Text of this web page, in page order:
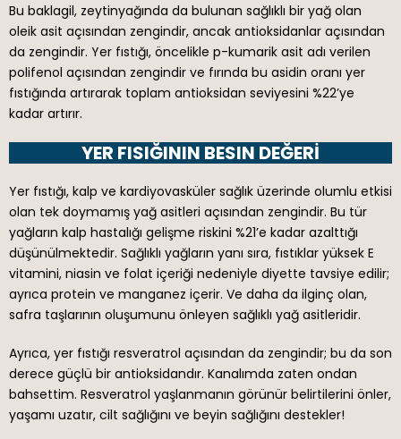
Bu baklagil, zeytinyağında da bulunan sağlıklı bir yağ olan
oleik asit açısından zengindir, ancak antioksidanlar açısından
da zengindir. Yer fıstığı, öncelikle p-kumarik asit adı verilen
polifenol açısından zengindir ve fırında bu asidin oranı yer
fıstığında artırarak toplam antioksidan seviyesini %22’ye
kadar artırır.
YER FISIĞININ BESIN DEĞERİ
Yer fıstığı, kalp ve kardiyovasküler sağlık üzerinde olumlu etkisi
olan tek doymamış yağ asitleri açısından zengindir. Bu tür
yağların kalp hastalığı gelişme riskini %21’e kadar azalttığı
düşünülmektedir. Sağlıklı yağların yanı sıra, fıstıklar yüksek E
vitamini, niasin ve folat içeriği nedeniyle diyette tavsiye edilir;
ayrıca protein ve manganez içerir. Ve daha da ilginç olan,
safra taşlarının oluşumunu önleyen sağlıklı yağ asitleridir.
Ayrıca, yer fıstığı resveratrol açısından da zengindir; bu da son
derece güçlü bir antioksidandır. Kanalımda zaten ondan
bahsettim. Resveratrol yaşlanmanın görünür belirtilerini önler,
yaşamı uzatır, cilt sağlığını ve beyin sağlığını destekler!